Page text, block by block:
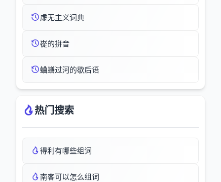
虚无主义词典
嵸的拼音
蛐蟮过河的歇后语
热门搜索
得利有哪些组词
南客可以怎么组词